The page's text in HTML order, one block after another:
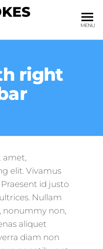
MENU
right
amet,
elit. Vivamus
id justo
Nullam
nonummy non,
aliquet
diam non